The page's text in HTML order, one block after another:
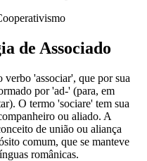
de Associado
'associar', que por sua
por 'ad-' (para, em
O termo 'sociare' tem sua
ou aliado. A
de união ou aliança
comum, que se manteve
românicas.